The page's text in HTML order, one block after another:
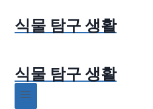
식물 탐구 생활
식물 탐구 생활